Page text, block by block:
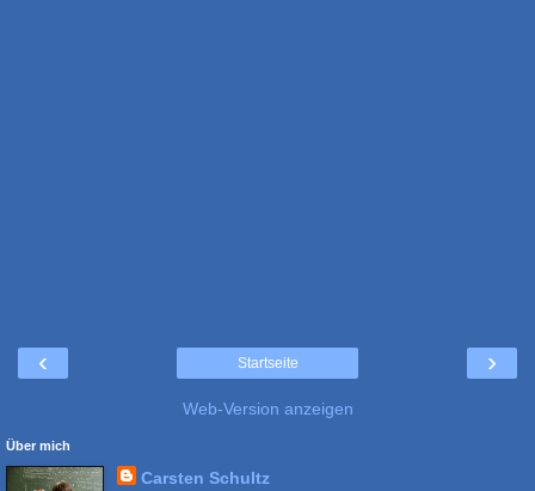
‹ ›
Startseite
Web-Version anzeigen
Über mich
Carsten Schultz